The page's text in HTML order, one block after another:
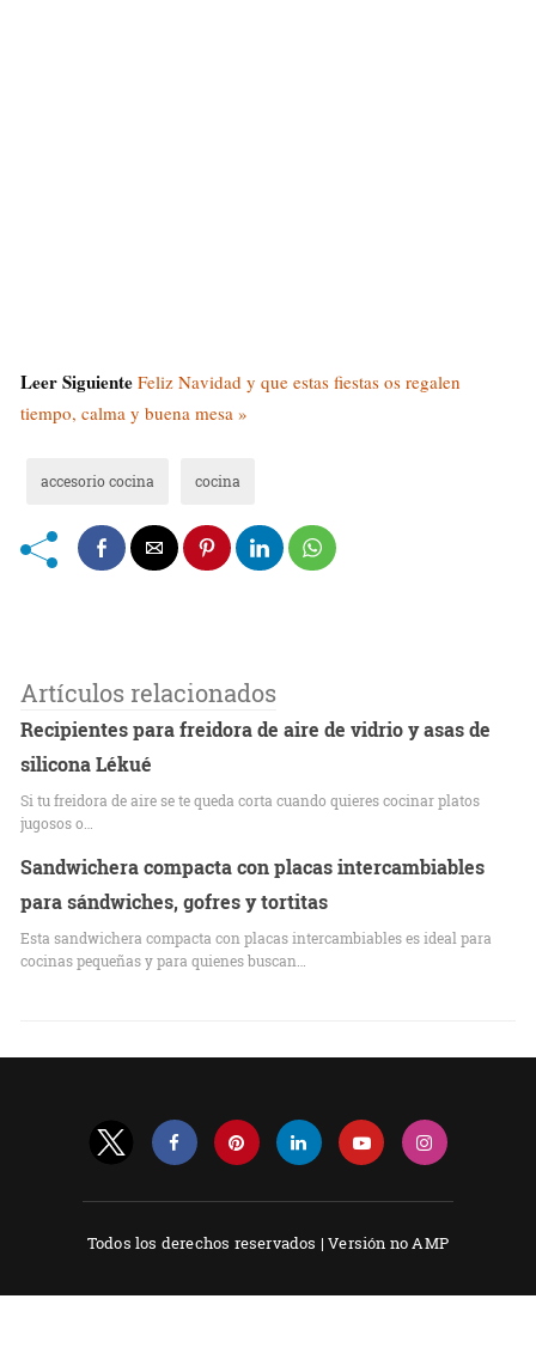
Leer Siguiente Feliz Navidad y que estas fiestas os regalen
tiempo, calma y buena mesa »
accesorio cocina cocina
Artículos relacionados
Recipientes para freidora de aire de vidrio y asas de
silicona Lékué
Si tu freidora de aire se te queda corta cuando quieres cocinar platos
jugosos o…
Sandwichera compacta con placas intercambiables
para sándwiches, gofres y tortitas
Esta sandwichera compacta con placas intercambiables es ideal para
cocinas pequeñas y para quienes buscan…
Todos los derechos reservados |Versión no AMP